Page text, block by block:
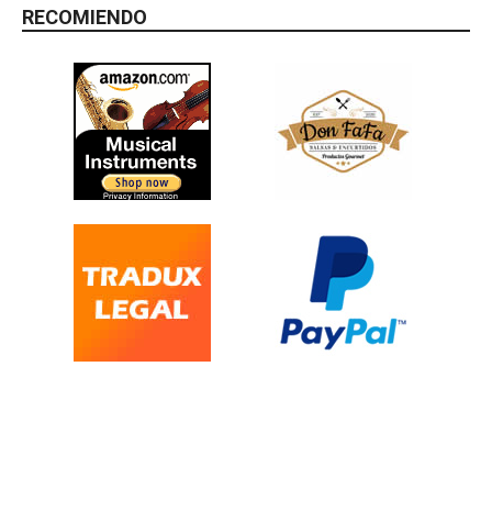
RECOMIENDO